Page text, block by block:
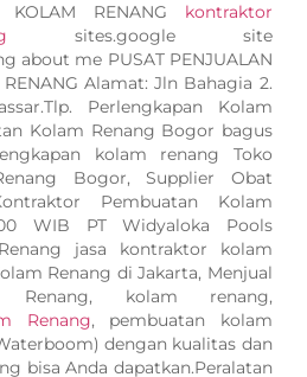
KOLAM RENANG kontraktor
sites.google site
about me PUSAT PENJUALAN
RENANG Alamat: Jln Bahagia 2.
Perlengkapan Kolam
Kolam Renang Bogor bagus
kolam renang Toko
Bogor, Supplier Obat
Pembuatan Kolam
WIB PT Widyaloka Pools
jasa kontraktor kolam
Renang di Jakarta, Menjual
Renang, kolam renang,
Renang, pembuatan kolam
dengan kualitas dan
bisa Anda dapatkan.Peralatan